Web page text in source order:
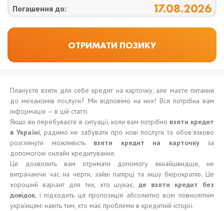
Погашення до: 17.08.2026
Плануєте взяти для себе кредит на карточку, але маєте питання
до механізмів послуги? Ми відповімо на них! Вся потрібна вам
інформація — в цій статті.
Якщо ви перебуваєте в ситуації, коли вам потрібно взяти кредит
в Україні, радимо не забувати про нові послуги та обов’язково
розглянути можливість взяти кредит на карточку за
допомогою онлайн кредитування.
Це дозволить вам отримати допомогу якнайшвидше, не
витрачаючи час на черги, зайві папірці та іншу бюрократію. Це
хороший варіант для тих, хто шукає,де взяти кредит без
довідок, і підходить ця пропозиція абсолютно всім повнолітнім
українцям: навіть тим, хто має проблеми в кредитній історії.